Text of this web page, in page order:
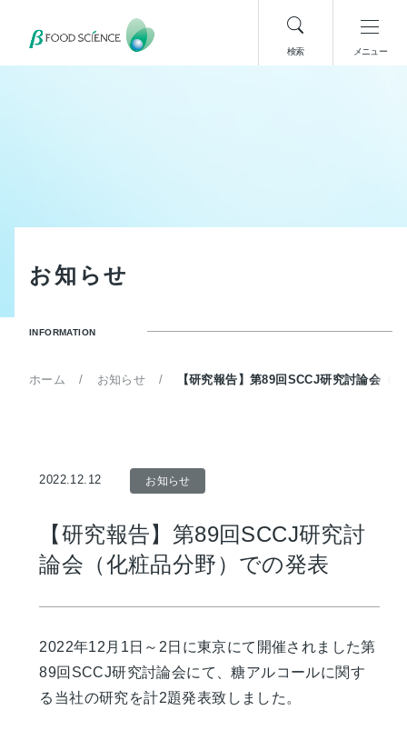
検索 メニュー
お知 らせ
INFORMATION
ホーム お知らせ 【研究報告】第89回SCCJ研究討論会（
2022.12.12 お知らせ
【研究報告】第89回SCCJ研究討
論会（化粧品分野）での発表
2022年12月1日～2日に東京にて開催されました第
89回SCCJ研究討論会にて、糖アルコールに関す
る当社の研究を計2題発表致しました。